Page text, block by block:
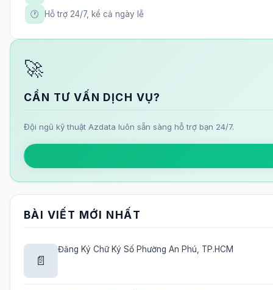
🕐 Hỗ trợ 24/7, kể cả ngày lễ
🚀
CẦN TƯ VẤN DỊCH VỤ?
Đội ngũ kỹ thuật Azdata luôn sẵn sàng hỗ trợ bạn 24/7.
BÀI VIẾT MỚI NHẤT
📄
Đăng Ký Chữ Ký Số Phường An Phú, TP.HCM